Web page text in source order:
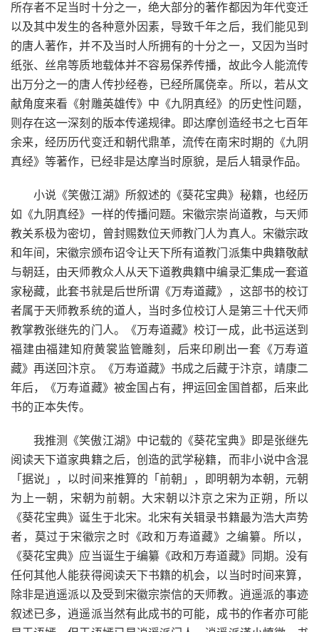
所存者不足当时十分之一，绝大部分的著作都因为年代变迁
以及其中发生的各种意外因素，导致千年之后，我们能见到
的唐人著作，并不及当时人所拥有的十分之一，又因为当时
纸张、丝帛等质地载体并不容易保养传播，故此今人能流传
出万分之一的唐人传抄经卷，已经所属侥幸。所以，若从文
献角度来看《射雕英雄传》中《九阴真经》的历史性问题，
则存在这一深刻的版本传递规律。即达摩创造经书之七百年
余来，经历历代变迁和朝代鼎革，流传在南宋时期的《九阴
真经》等著作，已经非是达摩当时原貌，是后人辑录作品。
小说《笑傲江湖》所叙述的《葵花宝典》秘籍，也经历
如《九阴真经》一样的传播问题。宋徽宗崇尚道教，与天师
教关系极为密切，曾封赐数位天师教门人为真人。宋徽宗政
和年间，宋徽宗颁布诏令让天下所有道教门派集中典籍敬献
与朝廷，由天师教众人从天下道教典籍中编录汇集成一套道
家秘藏，此套书就是后世所谓《万寿道藏》，这部书的校订
者属于天师教系统的道人，当时多位校订人是第三十代天师
教掌教张继先的门人。《万寿道藏》校订一成，此书运送到
福建由福建知府黄裳监管雕刻，后来印刷出一套《万寿道
藏》再送回汴京。《万寿道藏》书成之后藏于汴京，靖康二
年后，《万寿道藏》被金国占有，押运回金国首都，后来此
书的正本失传。
我推测《笑傲江湖》中记载的《葵花宝典》即是张继先
阅读天下道家典籍之后，创造的武学秘籍，而非小说中含混
「据说」，以时间来推算的「前朝」，即明朝为本朝，元朝
为上一朝，宋朝为前朝。大宋朝以汴京之宋为正朔，所以
《葵花宝典》诞生于北宋。北宋有关辑录书籍最为浩大声势
者，莫过于宋徽宗之时《政和万寿道藏》之编纂。所以，
《葵花宝典》应当诞生于编纂《政和万寿道藏》同期。没有
任何其他人能获得阅读天下书籍的机会，以当时时间来算，
除非是逍遥派以及受到宋徽宗崇信的天师教。逍遥派的事迹
叙述已多，逍遥派当然有此成书的可能，成书的作者亦可能